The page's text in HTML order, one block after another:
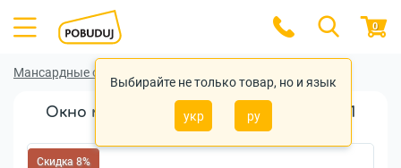
Выбирайте не только товар, но и язык
укр ру
0
Мансардные окна
Окно мансардное VELUX GZL MK10 1051
78x160см дерево
Скидка 8%